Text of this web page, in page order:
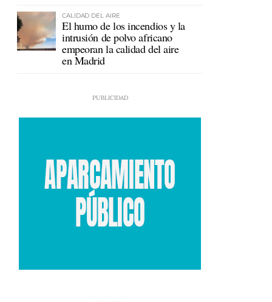
CALIDAD DEL AIRE
El humo de los incendios y la
intrusión de polvo africano
empeoran la calidad del aire
en Madrid